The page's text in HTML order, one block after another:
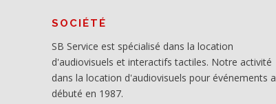
SOCIÉTÉ
SB Service est spécialisé dans la location
d'audiovisuels et interactifs tactiles. Notre activité
dans la location d'audiovisuels pour événements a
débuté en 1987.